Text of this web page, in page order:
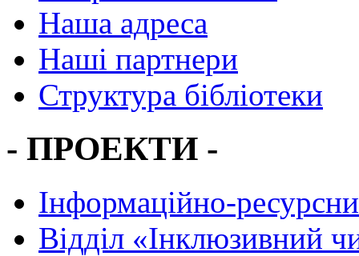
Наша адреса
Наші партнери
Структура бібліотеки
- ПРОЕКТИ -
Інформаційно-
Вiддiл «Інклюзивний